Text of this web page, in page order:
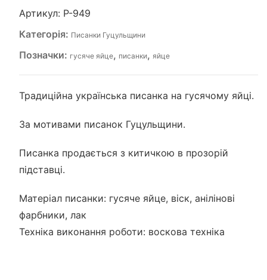
Артикул: P-949
Категорія: Писанки Гуцульщини
Позначки: гусяче яйце, писанки, яйце
Традиційна українська писанка на гусячому яйці.
За мотивами писанок Гуцульщини.
Писанка продається з китичкою в прозорій
підставці.
Матеріал писанки: гусяче яйце, віск, анілінові
фарбники, лак
Техніка виконання роботи: воскова техніка